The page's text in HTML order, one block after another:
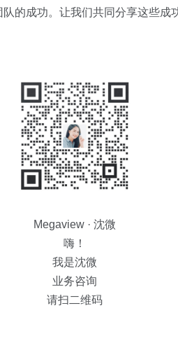
的成功。让我们共同分享这些成
Megaview · 沈微
嗨！
我是沈微
业务咨询
请扫二维码